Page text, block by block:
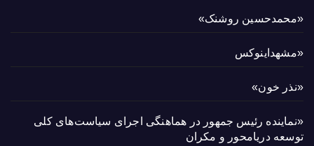
«محمدحسین روشنک»
«مشهداینوکس
«نذر خون»
«نماینده رئیس جمهور در هماهنگی اجرای سیاست‌های کلی
توسعه دریامحور و مکران